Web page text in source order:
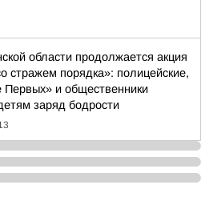
области продолжается акция
стражем порядка»: полицейские,
и общественники
заряд бодрости